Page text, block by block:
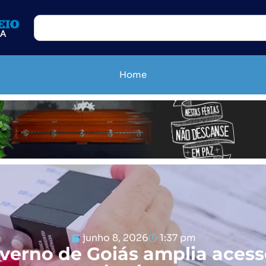
Home
junho 8, 2026 1:37 pm
de Goiás amplia